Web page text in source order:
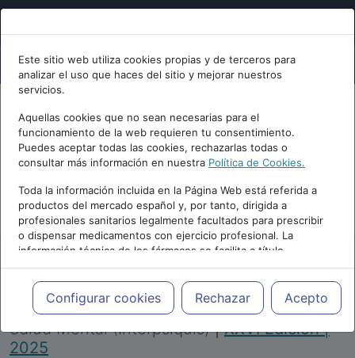
Este sitio web utiliza cookies propias y de terceros para
analizar el uso que haces del sitio y mejorar nuestros
servicios.
Aquellas cookies que no sean necesarias para el
funcionamiento de la web requieren tu consentimiento.
Puedes aceptar todas las cookies, rechazarlas todas o
consultar más información en nuestra Política de Cookies.
Toda la información incluida en la Página Web está referida a
productos del mercado español y, por tanto, dirigida a
profesionales sanitarios legalmente facultados para prescribir
o dispensar medicamentos con ejercicio profesional. La
información técnica de los fármacos se facilita a título
meramente informativo, siendo responsabilidad de los
profesionales facultados prescribir medicamentos y decidir, en
cada caso concreto, el tratamiento más adecuado a las
necesidades del paciente.
Configurar cookies Rechazar Acepto
Repositorio de Artículos |Congreso Virtual
Internacional de Psiquiatría, Psicología y
Salud Mental (Interpsiquis)|XXVI Edición |
2025